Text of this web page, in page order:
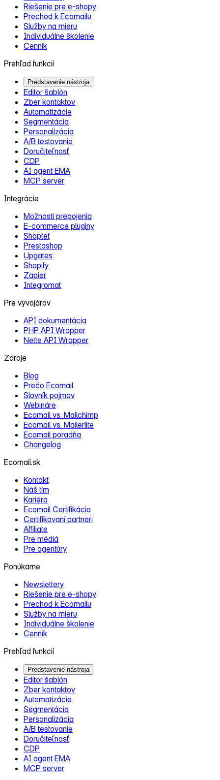
Riešenie pre e‑shopy
Prechod k Ecomailu
Služby na mieru
Individuálne školenie
Cenník
Prehľad funkcií
Predstavenie nástroja
Editor šablón
Zber kontaktov
Automatizácie
Segmentácia
Personalizácia
A/B testovanie
Doručiteľnosť
CDP
AI agent EMA
MCP server
Integrácie
Možnosti prepojenia
E‑commerce pluginy
Shoptet
Prestashop
Upgates
Shopify
Zapier
Integromat
Pre vývojárov
API dokumentácia
PHP API Wrapper
Nette API Wrapper
Zdroje
Blog
Prečo Ecomail
Slovník pojmov
Webináre
Ecomail vs. Mailchimp
Ecomail vs. Mailerlite
Ecomail poradňa
Changelog
Ecomail.sk
Kontakt
Náš tím
Kariéra
Ecomail Certifikácia
Certifikovaní partneri
Affiliate
Pre médiá
Pre agentúry
Ponúkame
Newslettery
Riešenie pre e‑shopy
Prechod k Ecomailu
Služby na mieru
Individuálne školenie
Cenník
Prehľad funkcií
Predstavenie nástroja
Editor šablón
Zber kontaktov
Automatizácie
Segmentácia
Personalizácia
A/B testovanie
Doručiteľnosť
CDP
AI agent EMA
MCP server